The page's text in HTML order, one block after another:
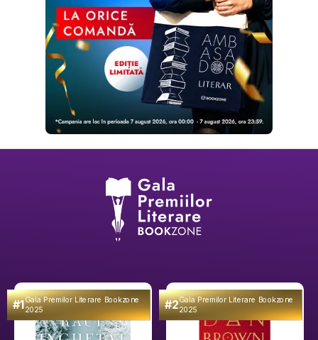
#1Gala Premilor Literare Bookzone
2025 #2Gala Premilor Literare Bookzone
2025